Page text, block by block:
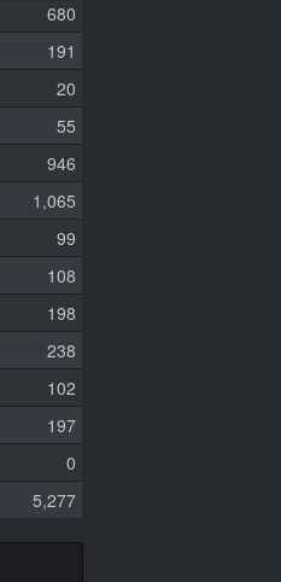
680
191
20
55
946
1,065
99
108
198
238
102
197
0
5,277